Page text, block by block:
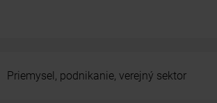
Priemysel, podnikanie, verejný sektor